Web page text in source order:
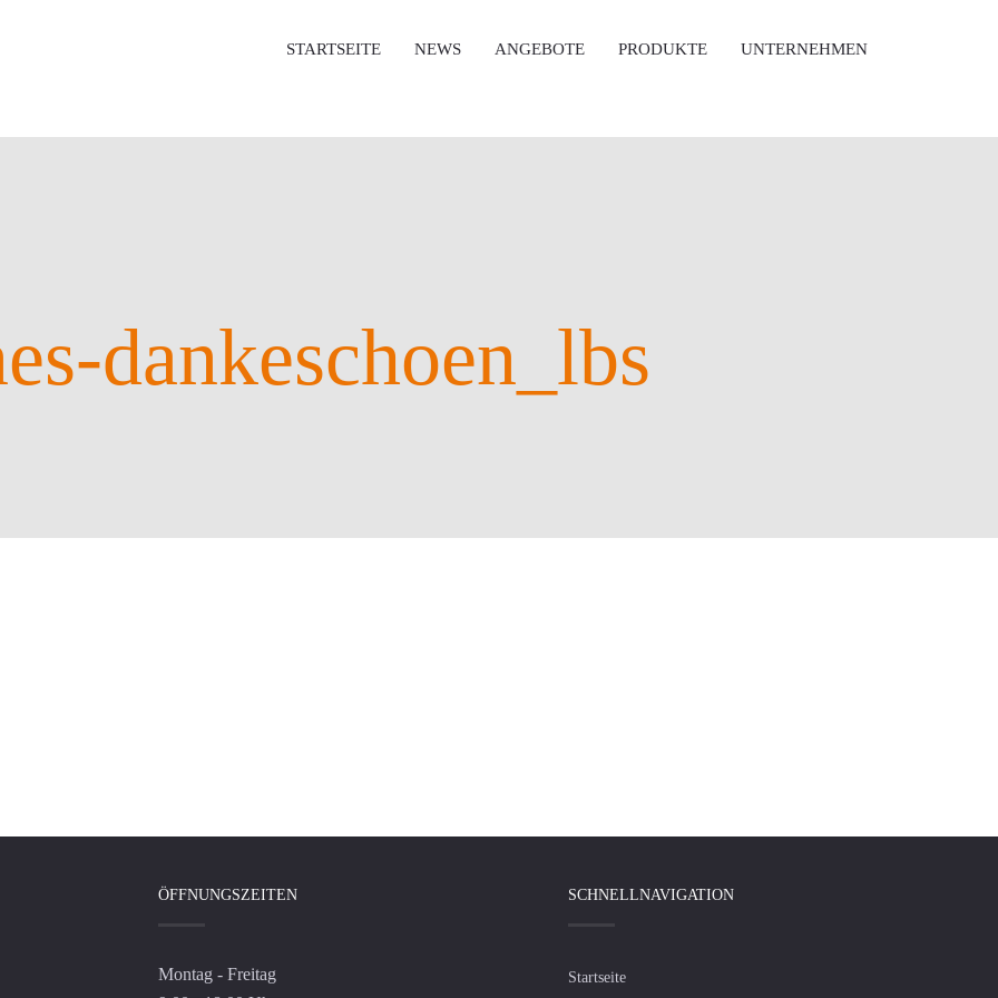
STARTSEITE NEWS ANGEBOTE PRODUKTE UNTERNEHMEN
dankeschoen_lbs
ÖFFNUNGSZEITEN
Montag - Freitag
SCHNELLNAVIGATION
Startseite